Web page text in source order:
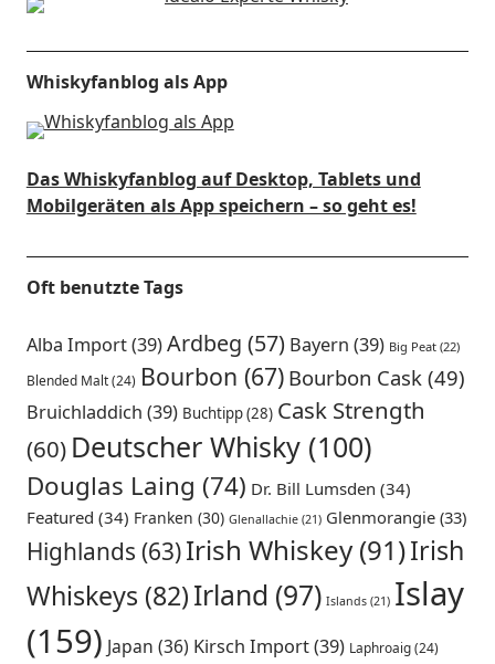
Whiskyfanblog als App
Das Whiskyfanblog auf Desktop, Tablets und
Mobilgeräten als App speichern – so geht es!
Oft benutzte Tags
Alba Import(39)Ardbeg (57) Bayern (39) Big Peat(22)
Blended Malt(24) Bourbon (67) Bourbon Cask(49)
Bruichladdich (39) Buchtipp(28) Cask Strength
(60) Deutscher Whisky(100)
Douglas Laing (74) Dr. Bill Lumsden (34)
Featured (34) Franken (30) Glenallachie(21) Glenmorangie(33)
Highlands (63)Irish Whiskey(91)Irish
Whiskeys (82)Irland (97) Islands(21) Islay
(159) Japan (36) Kirsch Import(39) Laphroaig(24)